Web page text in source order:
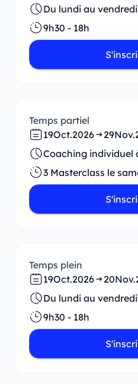
Du lundi au vendredi
9h30 - 18h
Temps partiel
19Oct.2026 29Nov.
Coaching individuel
3 Masterclass le
Temps plein
19Oct.2026 20Nov.
Du lundi au vendredi
9h30 - 18h